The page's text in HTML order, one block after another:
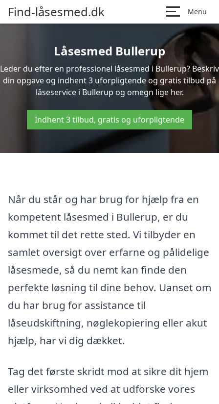
Find-låsesmed.dk Menu
Låsesmed Bullerup
Leder du efter en professionel låsesmed i Bullerup? Beskriv
din opgave og indhent 3 uforpligtende og gratis tilbud på
låseservice i Bullerup og omegn lige her.
Indhent 3 tilbud, gratis og uforpligtende
Når du står og har brug for hjælp fra en
kompetent låsesmed i Bullerup, er du
kommet til det rette sted. Vi tilbyder en
samlet oversigt over erfarne og pålidelige
låsesmede, så du nemt kan finde den
perfekte løsning til dine behov. Uanset om
du har brug for assistance til
låseudskiftning, nøglekopiering eller akut
hjælp, har vi dig dækket.
Tag det første skridt mod at sikre dit hjem
eller virksomhed ved at udforske vores